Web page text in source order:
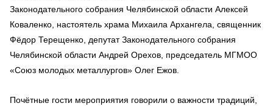
Законодательного собрания Челябинской области Алексей
Коваленко, настоятель храма Михаила Архангела, священник
Фёдор Терещенко, депутат Законодательного собрания
Челябинской области Андрей Орехов, председатель МГМОО
«Союз молодых металлургов» Олег Ежов.
Почётные гости мероприятия говорили о важности традиций,